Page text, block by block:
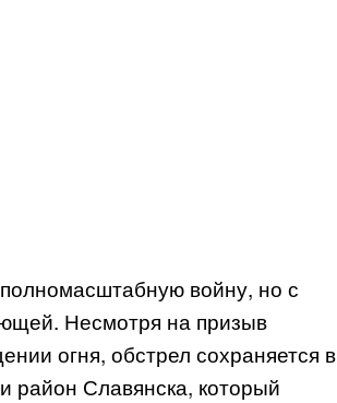
войну, но с
Несмотря на призыв
огня, обстрел сохраняется в
район Славянска, который